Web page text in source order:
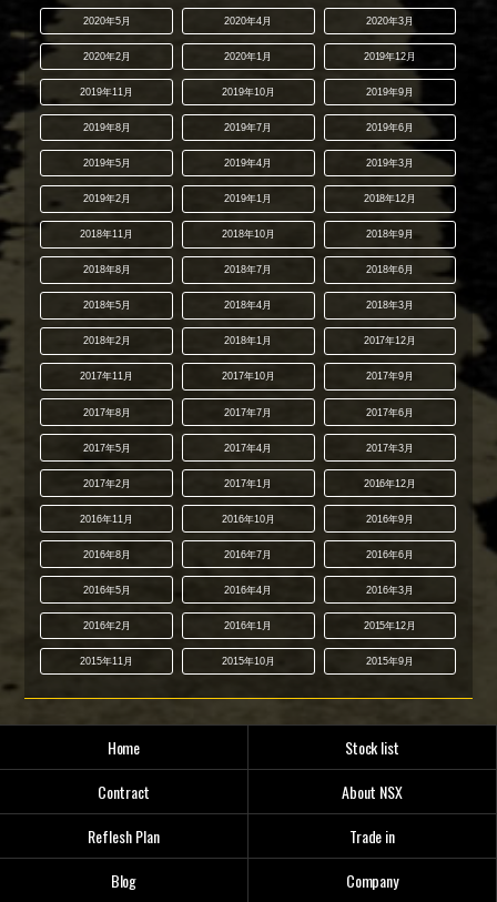
2020年5月 2020年4月 2020年3月
2020年2月 2020年1月 2019年12月
2019年11月 2019年10月 2019年9月
2019年8月 2019年7月 2019年6月
2019年5月 2019年4月 2019年3月
2019年2月 2019年1月 2018年12月
2018年11月 2018年10月 2018年9月
2018年8月 2018年7月 2018年6月
2018年5月 2018年4月 2018年3月
2018年2月 2018年1月 2017年12月
2017年11月 2017年10月 2017年9月
2017年8月 2017年7月 2017年6月
2017年5月 2017年4月 2017年3月
2017年2月 2017年1月 2016年12月
2016年11月 2016年10月 2016年9月
2016年8月 2016年7月 2016年6月
2016年5月 2016年4月 2016年3月
2016年2月 2016年1月 2015年12月
2015年11月 2015年10月 2015年9月
Home
Stock list
Contract
About NSX
Reflesh Plan
Trade in
Blog
Company